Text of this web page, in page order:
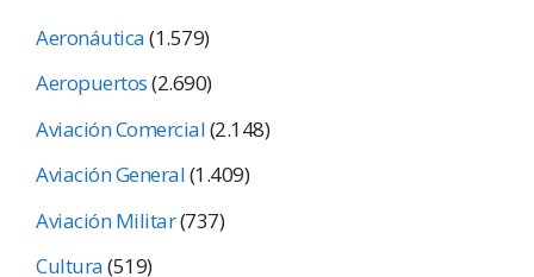
Aeronáutica(1.579)
Aeropuertos(2.690)
Aviación Comercial(2.148)
Aviación General(1.409)
Aviación Militar(737)
Cultura(519)